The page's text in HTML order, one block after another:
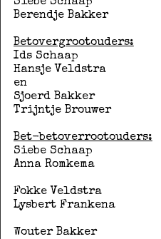
Berendje Bakker
Betovergrootouders:
Ids Schaap
Hansje Veldstra
en
Sjoerd Bakker
Trijntje Brouwer
Bet-betoverrootouders:
Siebe Schaap
Anna Romkema
Fokke Veldstra
Lysbert Frankena
Wouter Bakker